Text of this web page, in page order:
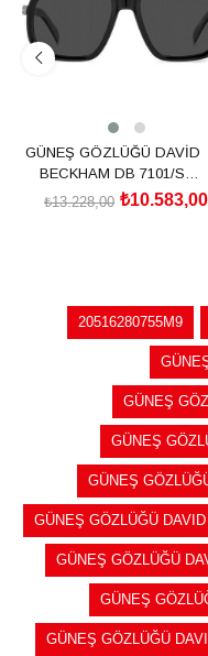
GÜNEŞ GÖZLÜĞÜ DAVİD
BECKHAM DB 7101/S
205839ANS57M9
₺10.583,00
₺13.228,00
20516280755M9
GÜNEŞ
GÜNEŞ
GÜNEŞ
GÜNEŞ GÖZLÜĞÜ
GÜNEŞ GÖZLÜĞÜ
GÜNEŞ
GÜNEŞ GÖZLÜĞÜ